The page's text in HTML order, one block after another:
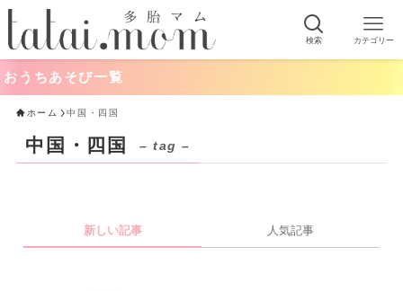
検索 カテゴリー
うちあそび一覧
ホーム 中国・四国
中国・四国 – tag –
新しい記事 人気記事